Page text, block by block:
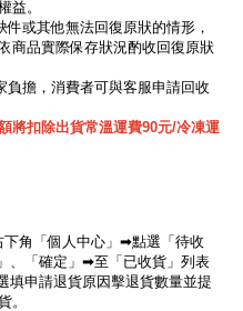
益。
或其他無法回復原狀的情形，
商品實際保存狀況酌收回復原狀
負擔，消費者可與客服申請回收
將扣除出貨常溫運費90元/冷凍運
下角「個人中心」➡點選「待收
、「確定」➡至「已收貨」列表
填申請退貨原因擊退貨數量並提
。